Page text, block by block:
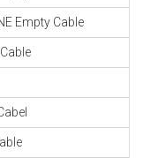
Empty Cable